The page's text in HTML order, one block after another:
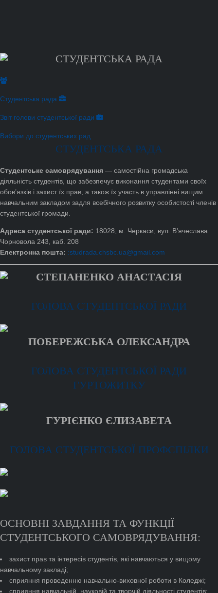
СТУДЕНТСЬКА РАДА
Студентська рада
Звіт голови студентської ради
Вибори до студентських рад
СТУДЕНТСЬКА РАДА
Студентське самоврядування — самостійна громадська
діяльність студентів, що забезпечує виконання студентами своїх
обов’язків і захист їх прав, а також їх участь в управлінні вищим
навчальним закладом задля всебічного розвитку особистості членів
студентської громади.
Адреса студентської ради: 18028, м. Черкаси, вул. В’ячеслава
Чорновола 243, каб. 208
Електронна пошта: :studrada.chsbc.ua@gmail.com
СТЕПАНЕНКО АНАСТАСІЯ
ГОЛОВА СТУДЕНТСЬКОЇ РАДИ
ПОБЕРЕЖСЬКА ОЛЕКСАНДРА
ГОЛОВА СТУДЕНТСЬКОЇ РАДИ
ГУРТОЖИТКУ
ГУРІЄНКО ЄЛИЗАВЕТА
ГОЛОВА СТУДЕНТСЬКОЇ ПРОФСПІЛКИ
ОСНОВНІ ЗАВДАННЯ ТА ФУНКЦІЇ
СТУДЕНТСЬКОГО САМОВРЯДУВАННЯ:
захист прав та інтересів студентів, які навчаються у вищому
навчальному закладі;
сприяння проведенню навчально-виховної роботи в Коледжі;
сприяння навчальній, науковій та творчій діяльності студентів;